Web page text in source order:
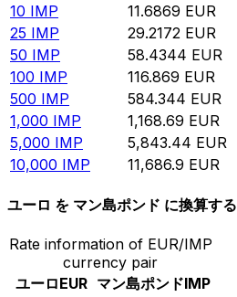
10 IMP 11.6869 EUR
25 IMP 29.2172 EUR
50 IMP 58.4344 EUR
100 IMP 116.869 EUR
500 IMP 584.344 EUR
1,000 IMP 1,168.69 EUR
5,000 IMP 5,843.44 EUR
10,000 IMP 11,686.9 EUR
ユーロ を マン島ポンド に換算する
Rate information of EUR/IMP
currency pair
ユーロEUR マン島ポンドIMP